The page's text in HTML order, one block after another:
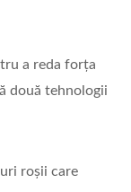
a reda forța
două tehnologii
roșii care